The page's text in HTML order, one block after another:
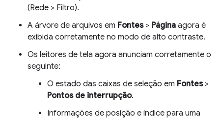
(Rede > Filtro).
A árvore de arquivos em Fontes> Página agora é
exibida corretamente no modo de alto contraste.
Os leitores de tela agora anunciam corretamente o
seguinte:
O estado das caixas de seleção em Fontes>
Pontos de interrupção.
Informações de posição e índice para uma